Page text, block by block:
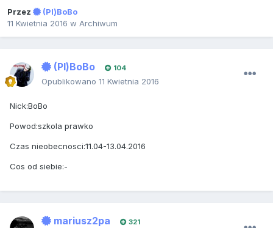
Przez
(Pl)BoBo
11 Kwietnia 2016 w Archiwum
(Pl)BoBo 104
Opublikowano 11 Kwietnia 2016
Nick:BoBo
Powod:szkola prawko
Czas nieobecnosci:11.04-13.04.2016
Cos od siebie:-
mariusz2pa 321